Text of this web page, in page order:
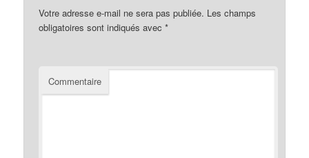
Votre adresse e-mail ne sera pas publiée. Les champs
obligatoires sont indiqués avec*
Commentaire